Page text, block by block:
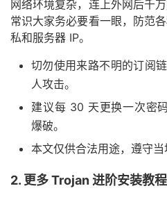
网络环境复杂，连上外网后千
常识大家务必要看一眼，防范
私和服务器 IP。
切勿使用来路不明的订阅
人攻击。
建议每 30 天更换一次密
爆破。
本文仅供合法用途，遵守当
2. 更多 Trojan 进阶安装教程